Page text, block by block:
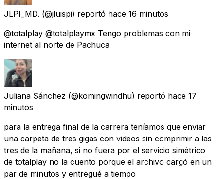
JLPI_MD. (@jluispi) reportó hace 16 minutos
@totalplay @totalplaymx Tengo problemas con mi
internet al norte de Pachuca
Juliana Sánchez (@komingwindhu) reportó hace 17
minutos
para la entrega final de la carrera teníamos que enviar
una carpeta de tres gigas con videos sin comprimir a las
tres de la mañana, si no fuera por el servicio simétrico
de totalplay no la cuento porque el archivo cargó en un
par de minutos y entregué a tiempo